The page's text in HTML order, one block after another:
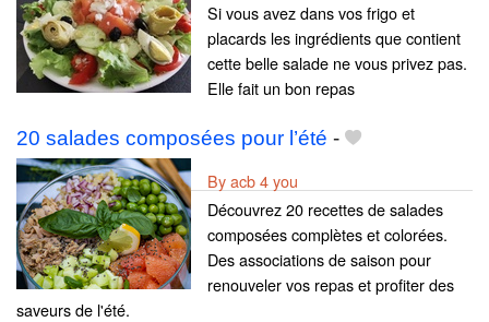
Si vous avez dans vos frigo et
placards les ingrédients que contient
cette belle salade ne vous privez pas.
Elle fait un bon repas
20 salades composées pour l’été -
By acb 4 you
Découvrez 20 recettes de salades
composées complètes et colorées.
Des associations de saison pour
renouveler vos repas et profiter des
saveurs de l'été.